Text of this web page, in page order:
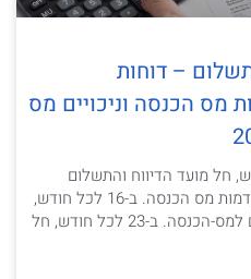
– דוחות
מס הכנסה וניכויים מס
ב-15 לכל חודש, חל מועד הדיווח והתשלום
לדוחות התקופתיים למע"מ ולמקדמות מס הכנסה. ב-16 לכל חודש,
חל מועד הדיווח ותשלום לניכויים למס-הכנסה. ב-23 לכל חודש, חל